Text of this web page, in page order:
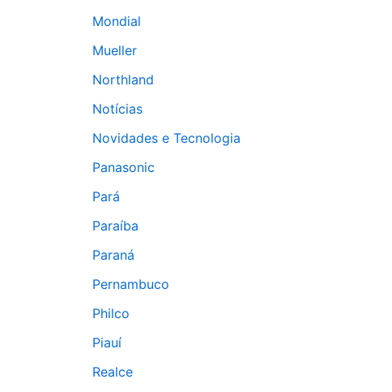
Mondial
Mueller
Northland
Notícias
Novidades e Tecnologia
Panasonic
Pará
Paraíba
Paraná
Pernambuco
Philco
Piauí
Realce